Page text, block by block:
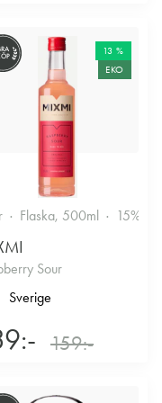
13 %
EKO
Flaska, 500ml 15%
Sour
Sverige
159:-